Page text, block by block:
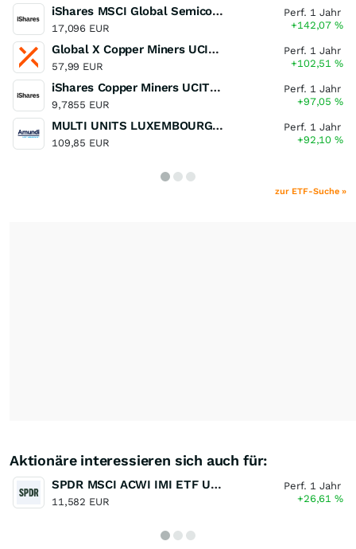
iShares MSCI Global Semiconductors UCITS ETF USD (Acc)
17,096 EUR
Perf. 1 Jahr
+142,07%
Global X Copper Miners UCITS ETF USD Acc
57,99 EUR
Perf. 1 Jahr
+102,51%
iShares Copper Miners UCITS ETF
9,7855 EUR
Perf. 1 Jahr
+97,05%
MULTI UNITS LUXEMBOURG - Lyxor MSCI Semiconductors ESG Filtered
109,85 EUR
Perf. 1 Jahr
+92,10%
zur ETF-Suche »
Aktionäre interessieren sich auch für:
SPDR MSCI ACWI IMI ETF UCITS
11,582 EUR
Perf. 1 Jahr
+26,61%